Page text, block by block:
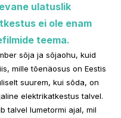
ulatuslik
ei ole enam
teema.
sõja ja sõjaohu, kuid
mille tõenäosus on Eestis
suurem, kui sõda, on
elektrikatkestus talvel.
talvel lumetormi ajal, mil